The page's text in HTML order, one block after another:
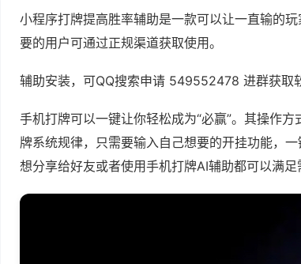
小程序打牌提高胜率辅助是一款可以让一直输的
要的用户可通过正规渠道获取使用。
辅助安装，可QQ搜索申请 549552478 进群获取
手机打牌可以一键让你轻松成为“必赢”。其操作
牌系统规律，只需要输入自己想要的开挂功能，
想分享给好友或者使用手机打牌AI辅助都可以满足